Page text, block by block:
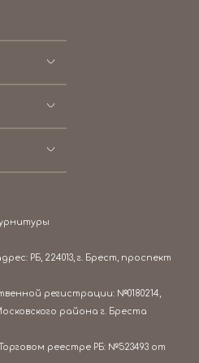
РБ, 224013, г. Брест, проспект
регистрации: №0180214,
района г. Бреста
реестре РБ: №523493 от